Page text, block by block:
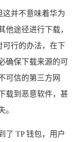
这并不意味着华为
他途径进行下载，
可行的办法，在下
确保下载来源的可
可信的第三方网
载到恶意软件，甚
。
了 TP 钱包，用户